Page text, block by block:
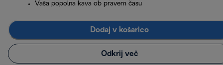
Vaša popolna kava ob pravem času
Dodaj v košarico
Odkrij več